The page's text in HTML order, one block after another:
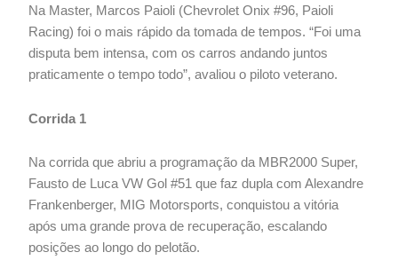
Na Master, Marcos Paioli (Chevrolet Onix #96, Paioli
Racing) foi o mais rápido da tomada de tempos. “Foi uma
disputa bem intensa, com os carros andando juntos
praticamente o tempo todo”, avaliou o piloto veterano.
Corrida 1
Na corrida que abriu a programação da MBR2000 Super,
Fausto de Luca VW Gol #51 que faz dupla com Alexandre
Frankenberger, MIG Motorsports, conquistou a vitória
após uma grande prova de recuperação, escalando
posições ao longo do pelotão.